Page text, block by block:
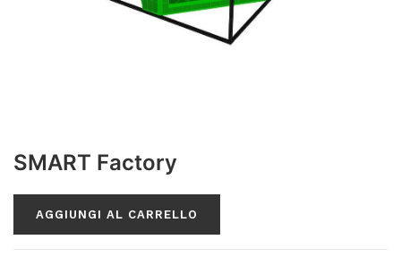
SMART Factory
AGGIUNGI AL CARRELLO